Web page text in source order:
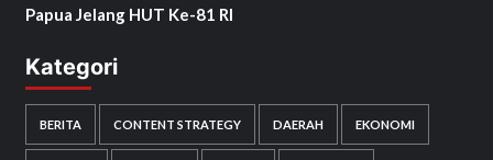
Papua Jelang HUT Ke-81 RI
Kategori
BERITA CONTENT STRATEGY DAERAH EKONOMI